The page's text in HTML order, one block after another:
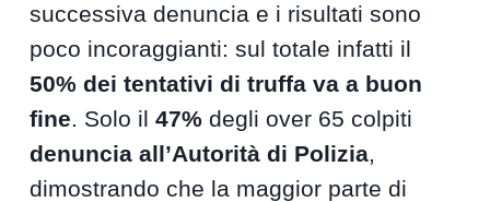
successiva denuncia e i risultati sono
poco incoraggianti: sul totale infatti il
50% dei tentativi di truffa va a buon
fine. Solo il47% degli over 65 colpiti
denuncia all’Autorità di Polizia,
dimostrando che la maggior parte di